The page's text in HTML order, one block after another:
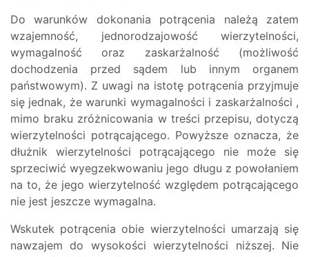
Do warunków dokonania potrącenia należą zatem
wzajemność, jednorodzajowość wierzytelności,
wymagalność oraz zaskarżalność (możliwość
dochodzenia przed sądem lub innym organem
państwowym). Z uwagi na istotę potrącenia przyjmuje
się jednak, że warunki wymagalności i zaskarżalności ,
mimo braku zróżnicowania w treści przepisu, dotyczą
wierzytelności potrącającego. Powyższe oznacza, że
dłużnik wierzytelności potrącającego nie może się
sprzeciwić wyegzekwowaniu jego długu z powołaniem
na to, że jego wierzytelność względem potrącającego
nie jest jeszcze wymagalna.
Wskutek potrącenia obie wierzytelności umarzają się
nawzajem do wysokości wierzytelności niższej. Nie